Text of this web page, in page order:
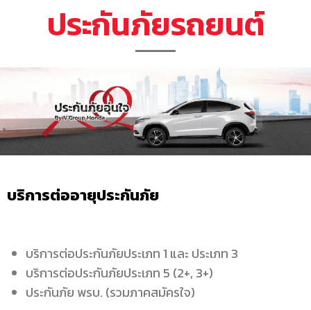
ประกันภัยรถยนต์
บริการต่ออายุประกันภัย
บริการต่อประกันภัยประเภท 1 และ ประเภท 3
บริการต่อประกันภัยประเภท 5 (2+, 3+)
ประกันภัย พรบ. (รวมภาคสมัครใจ)